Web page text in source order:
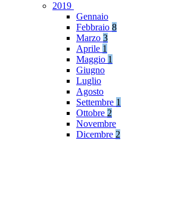
2019
Gennaio
Febbraio 8
Marzo 3
Aprile 1
Maggio 1
Giugno
Luglio
Agosto
Settembre 1
Ottobre 2
Novembre
Dicembre 2